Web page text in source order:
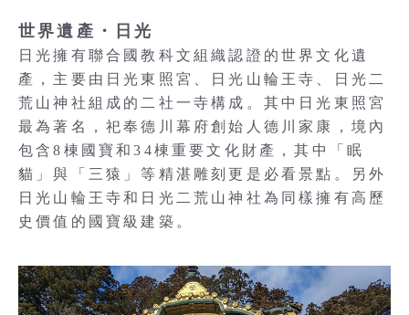
世界遺產・日光
日光擁有聯合國教科文組織認證的世界文化遺
產，主要由日光東照宮、日光山輪王寺、日光二
荒山神社組成的二社一寺構成。其中日光東照宮
最為著名，祀奉德川幕府創始人德川家康，境內
包含8棟國寶和34棟重要文化財產，其中「眠
貓」與「三猿」等精湛雕刻更是必看景點。另外
日光山輪王寺和日光二荒山神社為同樣擁有高歷
史價值的國寶級建築。